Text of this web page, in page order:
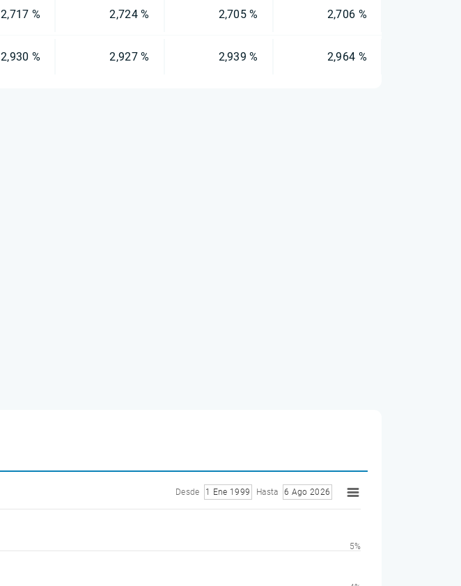
2,717 % 2,724 % 2,705 % 2,706 %
2,930 % 2,927 % 2,939 % 2,964 %
Desde 1 Ene 1999 Hasta 6 Ago 2026
5%